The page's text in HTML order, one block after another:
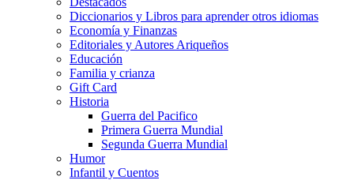
Diccionarios y Libros para aprender otros idiomas
Economía y Finanzas
Editoriales y Autores Ariqueños
Educación
Familia y crianza
Gift Card
Historia
Guerra del Pacifico
Primera Guerra Mundial
Segunda Guerra Mundial
Humor
Infantil y Cuentos